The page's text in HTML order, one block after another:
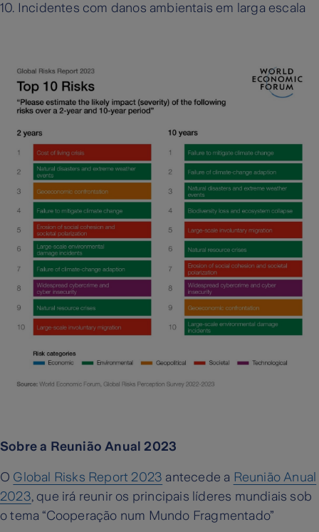
10. Incidentes com danos ambientais em larga escala
Sobre a Reunião Anual 2023
O Global Risks Report 2023 antecede a Reunião Anual
2023, que irá reunir os principais líderes mundiais sob
o tema “Cooperação num Mundo Fragmentado”